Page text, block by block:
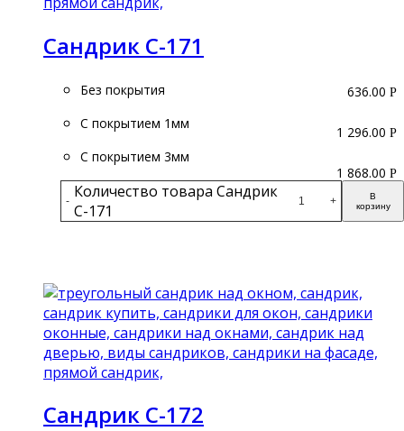
Сандрик С-171
Без покрытия
С покрытием 1мм
С покрытием 3мм
- Количество товара Сандрик
С-171
+
В
корзину
636.00 Р
1 296.00 Р
1 868.00 Р
Сандрик С-172